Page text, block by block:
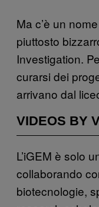
Ma c’è un
piuttosto
Investigation.
curarsi dei
arrivano dal
VIDEOS BY
L’iGEM è solo
collaborando
biotecnologie,